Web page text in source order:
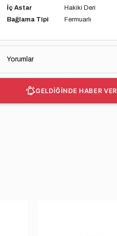
İç Astar
Hakiki Deri
Bağlama Tipi
Fermuarlı
Yorumlar
GELDİĞİNDE HABER VER